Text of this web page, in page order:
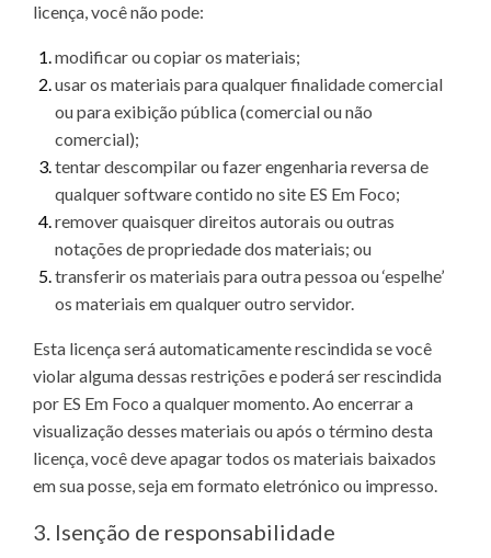
licença, você não pode:
modificar ou copiar os materiais;
usar os materiais para qualquer finalidade comercial
ou para exibição pública (comercial ou não
comercial);
tentar descompilar ou fazer engenharia reversa de
qualquer software contido no site ES Em Foco;
remover quaisquer direitos autorais ou outras
notações de propriedade dos materiais; ou
transferir os materiais para outra pessoa ou ‘espelhe’
os materiais em qualquer outro servidor.
Esta licença será automaticamente rescindida se você
violar alguma dessas restrições e poderá ser rescindida
por ES Em Foco a qualquer momento. Ao encerrar a
visualização desses materiais ou após o término desta
licença, você deve apagar todos os materiais baixados
em sua posse, seja em formato eletrónico ou impresso.
3. Isenção de responsabilidade